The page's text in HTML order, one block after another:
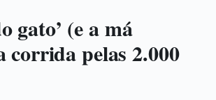
gato’ (e a má
corrida pelas 2.000